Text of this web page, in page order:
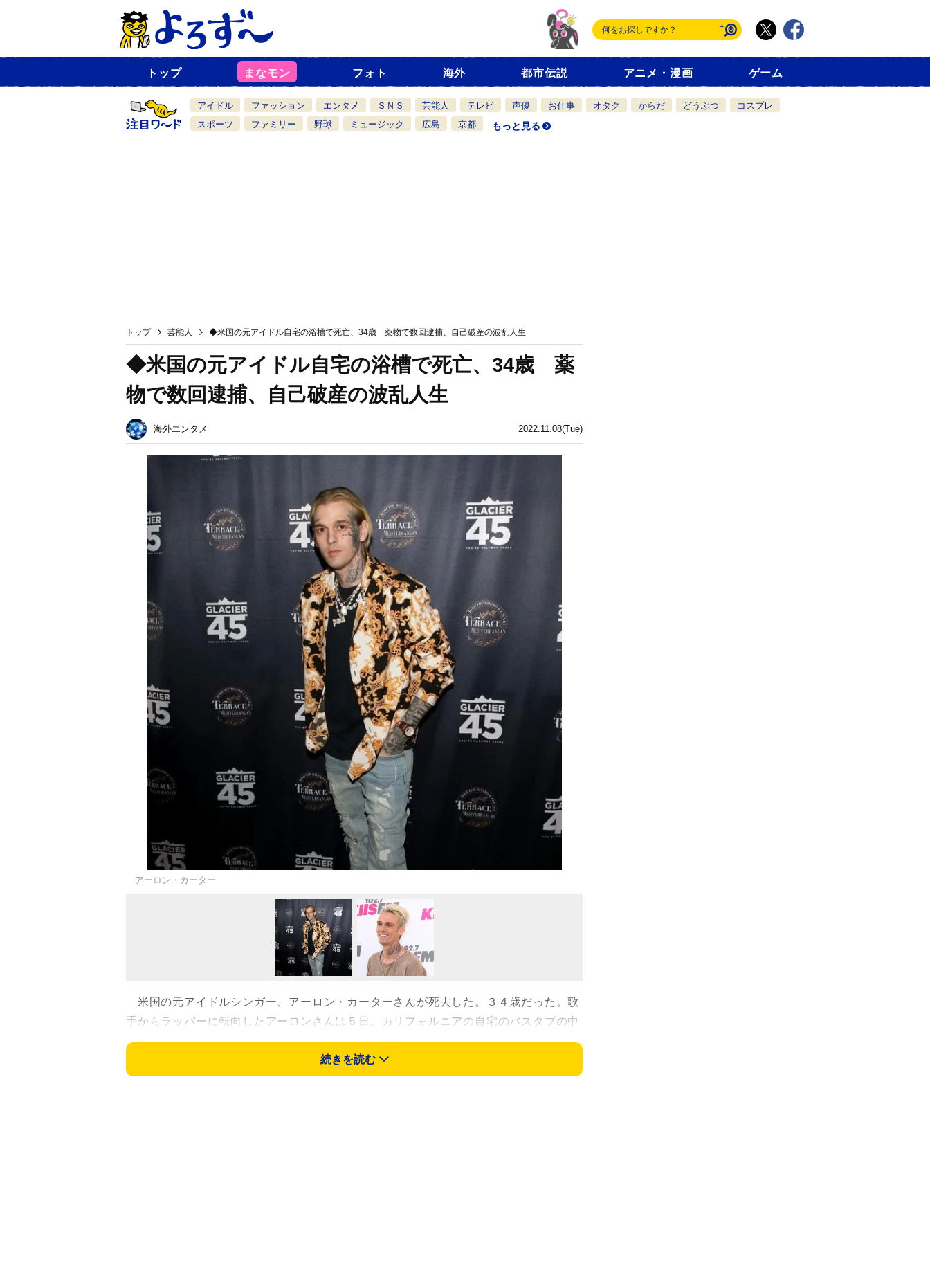
ュ
一
覧
トップ まなモン フォト 海外 都市伝説 アニメ・漫画 ゲーム
アイドル ファッション エンタメ ＳＮＳ 芸能人 テレビ 声優 お仕事 オタク からだ どうぶつ
コスプレ
スポーツ
ファミリー 野球 ミュージック 広島 京都 もっと見る
トップ 芸能人 ◆米国の元アイドル自宅の浴槽で死亡、34歳 薬物で数回逮捕、自己破産の波乱人生
2022.11.08(Tue)
◆米国の元アイドル自宅の浴槽で死亡、34歳 薬
物で数回逮捕、自己破産の波乱人生
海外エンタメ
アーロン・カーター
米国の元アイドルシンガー、アーロン・カーターさんが死去した。３４歳だった。歌
手からラッパーに転向したアーロンさんは５日、カリフォルニアの自宅のバスタブの中
で遺体で発見された。
アーロンさんの事務所ロジャー・ポールＩｎｃが、死亡を発表。「あまりの悲しみと
続きを読む